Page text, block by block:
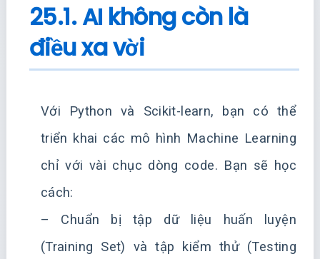
25.1. AI không còn là
điều xa vời
Với Python và Scikit-learn, bạn có thể
triển khai các mô hình Machine Learning
chỉ với vài chục dòng code. Bạn sẽ học
cách:
– Chuẩn bị tập dữ liệu huấn luyện
(Training Set) và tập kiểm thử (Testing